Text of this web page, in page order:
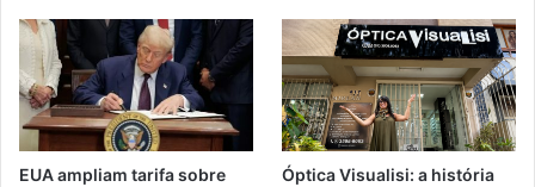
EUA ampliam tarifa sobre
Óptica Visualisi: a história